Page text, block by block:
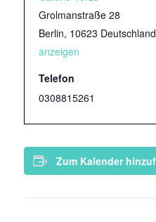
Grolmanstraße 28
Berlin, 10623 Deutschland
anzeigen
Telefon
0308815261
Zum Kalender